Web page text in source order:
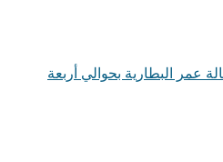
عمر البطارية بحوالي أربعة